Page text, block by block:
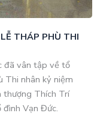
THÁP PHÙ THI
đã vân tập về tổ
Thi nhân kỷ niệm
thượng Thích Trí
Vạn Đức.